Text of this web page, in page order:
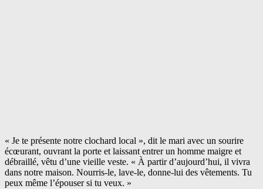
« Je te présente notre clochard local », dit le mari avec un sourire
écœurant, ouvrant la porte et laissant entrer un homme maigre et
débraillé, vêtu d’une vieille veste. « À partir d’aujourd’hui, il vivra
dans notre maison. Nourris-le, lave-le, donne-lui des vêtements. Tu
peux même l’épouser si tu veux. »